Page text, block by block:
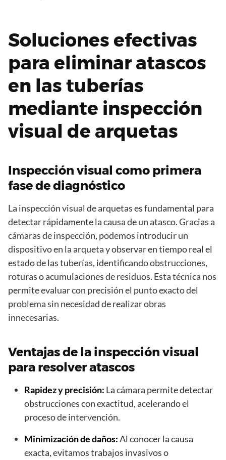
Soluciones efectivas
para eliminar atascos
en las tuberías
mediante inspección
visual de arquetas
Inspección visual como primera
fase de diagnóstico
La inspección visual de arquetas es fundamental para
detectar rápidamente la causa de un atasco. Gracias a
cámaras de inspección, podemos introducir un
dispositivo en la arqueta y observar en tiempo real el
estado de las tuberías, identificando obstrucciones,
roturas o acumulaciones de residuos. Esta técnica nos
permite evaluar con precisión el punto exacto del
problema sin necesidad de realizar obras
innecesarias.
Ventajas de la inspección visual
para resolver atascos
Rapidez y precisión: La cámara permite detectar
obstrucciones con exactitud, acelerando el
proceso de intervención.
Minimización de daños:Al conocer la causa
exacta, evitamos trabajos invasivos o